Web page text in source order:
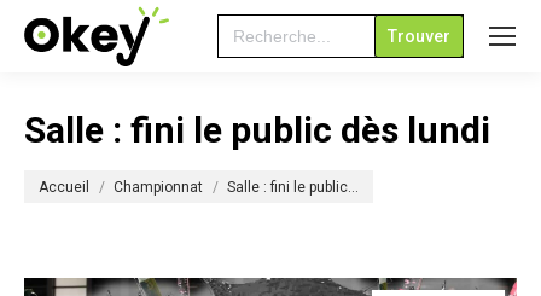
Search
for:
Salle : fini le public dès lundi
Accueil Championnat Salle : fini le public…